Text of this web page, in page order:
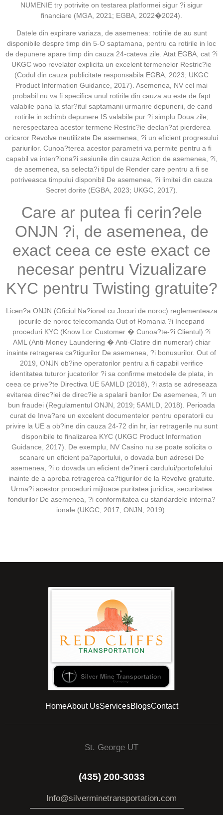
NUMENIE try potrivite on testarea platformei sigur ?i sigur
financiare (MGA, 2021; EGBA, 2022�2024).
Datele din expirare variaza, de asemenea: rotirile de au sunt
disponibile despre timp din 5-O saptamana, pentru ca rotirile in loc
de depunere apare timp din cauza 24-cateva zile. Atat EGBA, cat ?i
UKGC woo revelator explicita un excelent termenelor Restric?ie
(Codul din cauza publicitate responsabila EGBA, 2023; UKGC
Product Information Guidance, 2017). Asemenea, NV cel mai
probabil nu va fi specifica unul rotirile din cauza au este de fapt
valabile pana la sfar?itul saptamanii urmarire depunerii, de cand
rotirile in schimb depunere IS valabile pur ?i simplu Doua zile;
nerespectarea acestor termene Restric?ie declan?at pierderea
oricaror Revolve neutilizate De asemenea, ?i un eficient progresului
pariurilor. Cunoa?terea acestor parametri va permite pentru a fi
capabil va inten?iona?i sesiunile din cauza Action de asemenea, ?i,
de asemenea, sa selecta?i tipul de Render care pentru a fi se
potriveasca timpului disponibil De asemenea, ?i limitei din cauza
Secret dorite (EGBA, 2023; UKGC, 2017).
Care ar putea fi cerin?ele
ONJN ?i, de asemenea, de
exact ceea ce este exact ce
necesar pentru Vizualizare
KYC pentru Twisting gratuite?
Licen?a ONJN (Oficiul Na?ional cu Jocuri de noroc) reglementeaza
jocurile de noroc telecomanda Out of Romania ?i Incepand
proceduri KYC (Know Lor Customer � Cunoa?te-?i Clientul) ?i
AML (Anti-Money Laundering � Anti-Clatire din numerar) chiar
inainte retragerea ca?tigurilor De asemenea, ?i bonusurilor. Out of
2019, ONJN ob?ine operatorilor pentru a fi capabil verifice
identitatea tuturor jucatorilor ?i sa confirme metodele de plata, in
ceea ce prive?te Directiva UE 5AMLD (2018), ?i asta se adreseaza
evitarea direc?iei de direc?ie a spalarii banilor De asemenea, ?i un
bun fraudei (Regulamentul ONJN, 2019; 5AMLD, 2018). Perioada
curat de Inva?are un excelent documentelor pentru operatorii cu
privire la UE a ob?ine din cauza 24-72 din hr, iar retragerile nu sunt
disponibile to finalizarea KYC (UKGC Product Information
Guidance, 2017). De exemplu, NV Casino nu se poate solicita o
scanare un eficient pa?aportului, o dovada bun adresei De
asemenea, ?i o dovada un eficient de?inerii cardului/portofelului
inainte de a aproba retragerea ca?tigurilor de la Revolve gratuite.
Urma?i acestor proceduri mijloace puritatea juridica, securitatea
fondurilor De asemenea, ?i conformitatea cu standardele interna?
ionale (UKGC, 2017; ONJN, 2019).
HomeAbout UsServicesBlogsContact
St. George UT
(435) 200-3033
Info@silverminetransportation.com